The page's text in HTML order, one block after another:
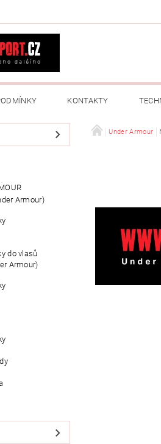
KONTAKTY
MOJE OBJEDNÁVKA
Armour)
do vlasů
Armour)
Under Armour